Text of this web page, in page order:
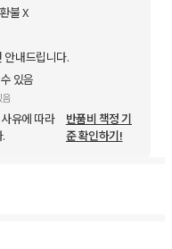
불 X
안내드립니다.
있음
유에 따라
반품비 책정 기
준 확인하기!